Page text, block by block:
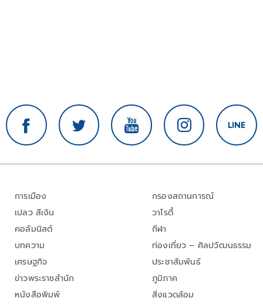
การเมือง
เปลว สีเงิน
คอลัมนิสต์
บทความ
เศรษฐกิจ
ข่าวพระราชสำนัก
หนังสือพิมพ์
กรองสถานการณ์
วาไรตี้
กีฬา
ท่องเที่ยว – ศิลปวัฒนธรรม
ประชาสัมพันธ์
ภูมิภาค
สิ่งแวดล้อม